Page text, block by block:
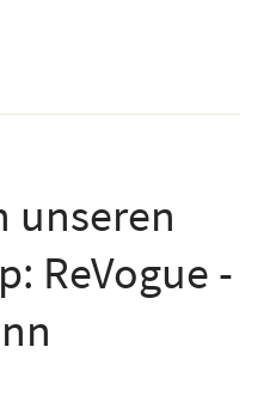
unseren
ReVogue -